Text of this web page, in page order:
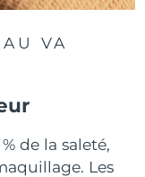
VA
de la saleté,
Les
estimée
estimée 10/8/26